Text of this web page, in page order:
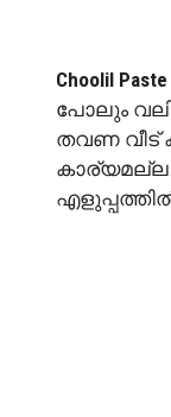
Choolil
പോലും
തവണ വീട്